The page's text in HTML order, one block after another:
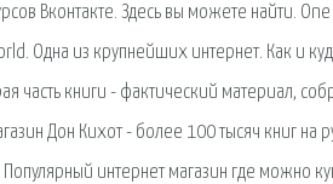
Вконтакте. Здесь вы можете найти.
Одна из крупнейших интернет. Как и
часть книги - фактический материал,
Дон Кихот - более 100 тысяч книг на
интернет магазин где можно